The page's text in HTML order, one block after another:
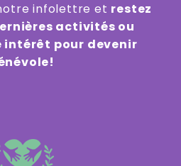
infolettre et restez
activités ou
intérêt pour devenir